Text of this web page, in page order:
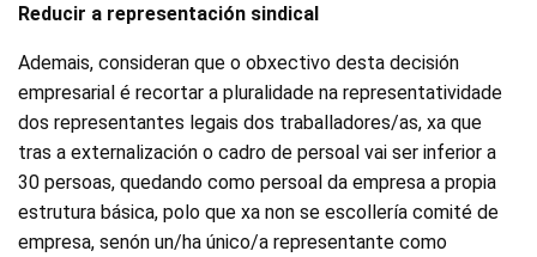
Reducir a representación sindical
Ademais, consideran que o obxectivo desta decisión
empresarial é recortar a pluralidade na representatividade
dos representantes legais dos traballadores/as, xa que
tras a externalización o cadro de persoal vai ser inferior a
30 persoas, quedando como persoal da empresa a propia
estrutura básica, polo que xa non se escollería comité de
empresa, senón un/ha único/a representante como